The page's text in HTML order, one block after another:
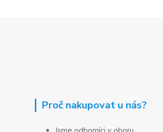
Proč nakupovat u nás?